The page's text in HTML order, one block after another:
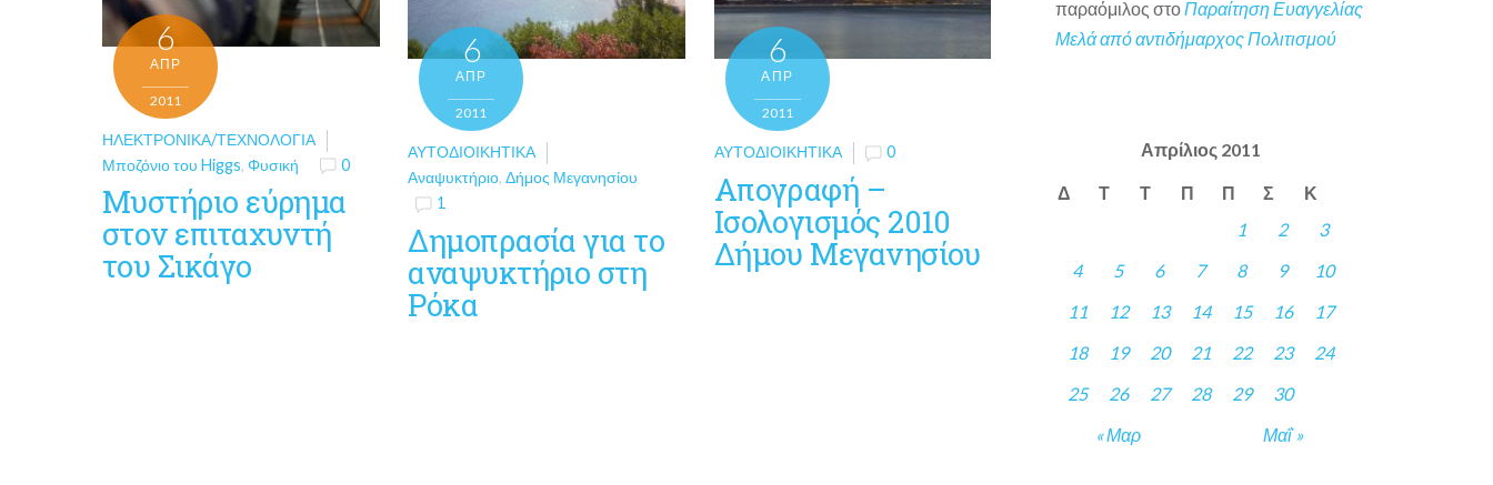
6
ΑΠΡ
2011
ΗΛΕΚΤΡΟΝΙΚΆ/ΤΕΧΝΟΛΟΓΊΑ
Μποζόνιο του Higgs, Φυσική 0
Μυστήριο εύρημα
στον επιταχυντή
του Σικάγο
6
ΑΠΡ
2011
ΑΥΤΟΔΙΟΙΚΗΤΙΚΆ
Αναψυκτήριο,Δήμος Μεγανησίου
1
Δημοπρασία για το
αναψυκτήριο στη
Ρόκα
6
ΑΠΡ
2011
ΑΥΤΟΔΙΟΙΚΗΤΙΚΆ 0
Απογραφή –
Ισολογισμός 2010
Δήμου Μεγανησίου
παραόμιλος στο Παραίτηση Ευαγγελίας
Μελά από αντιδήμαρχος Πολιτισμού
Απρίλιος 2011
Δ Τ Τ Π Π Σ Κ
« Μαρ Μαΐ »
1 2
3
4
5 6 7 8 9
10
11
12 13 14 15 16
17
18
19 20 21 22 23
24
25
26 27 28 29 30